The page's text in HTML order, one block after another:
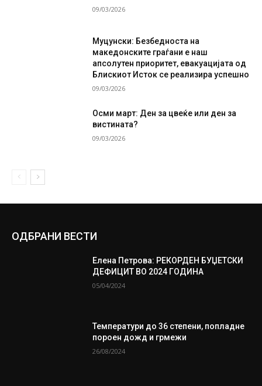
09/03/2026
Муцунски: Безбедноста на
македонските граѓани е наш
апсолутен приоритет, евакуацијата од
Блискиот Исток се реализира успешно
09/03/2026
Осми март: Ден за цвеќе или ден за
вистината?
09/03/2026
ОДБРАНИ ВЕСТИ
Елена Петрова: РЕКОРДЕН БУЏЕТСКИ
ДЕФИЦИТ ВО 2024 ГОДИНА
05/04/2024
Температури до 36 степени, попладне
пороен дожд и грмежи
26/08/2024